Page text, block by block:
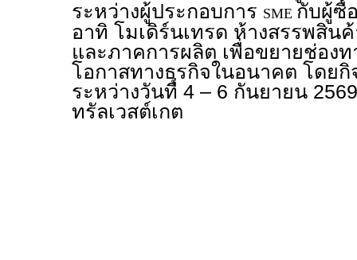
ระหว่างผู้ประกอบการ SME กับผู้ซื้
อาทิ โมเดิร์นเทรด ห้างสรรพสิน
และภาคการผลิต เพื่อขยายช่องท
โอกาสทางธุรกิจในอนาคต โดย
ระหว่างวันที่ 4 – 6 กันยายน
ทรัลเวสต์เกต